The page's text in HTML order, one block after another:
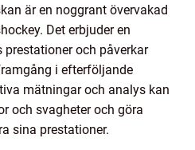
är en noggrant övervakad
Det erbjuder en
och påverkar
i efterföljande
mätningar och analys kan
och svagheter och göra
sina prestationer.